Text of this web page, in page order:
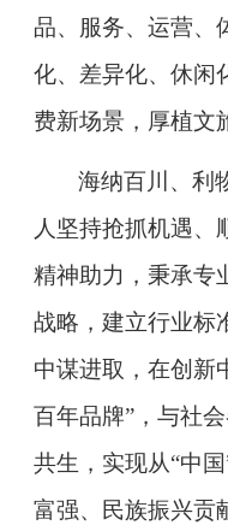
品、服务、运营、
化、差异化、休闲
费新场景，厚植文
海纳百川、利
人坚持抢抓机遇、
精神助力，秉承专
战略，建立行业标
中谋进取，在创新
百年品牌”，与社
共生，实现从“中
富强、民族振兴贡